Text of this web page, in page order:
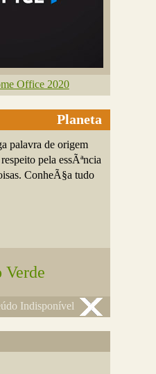
Office 2020
Planeta
palavra de origem
pela essÃªncia
ConheÃ§a tudo
Indisponível